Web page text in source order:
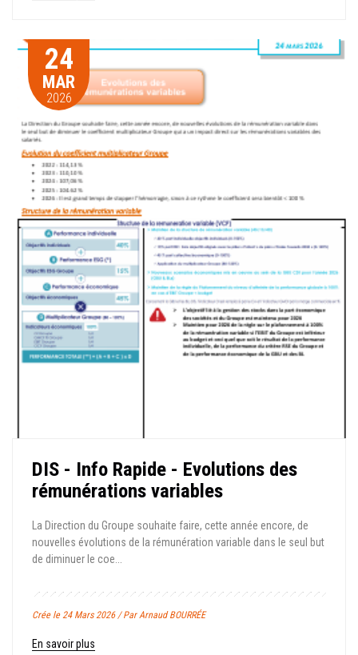
24
MAR
2026
DIS - Info Rapide - Evolutions des
rémunérations variables
La Direction du Groupe souhaite faire, cette année encore, de
nouvelles évolutions de la rémunération variable dans le seul but
de diminuer le coe...
Crée le 24 Mars 2026 / Par Arnaud BOURRÉE
En savoir plus